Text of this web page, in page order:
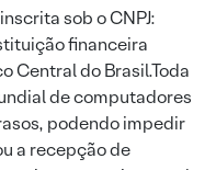
sob o CNPJ:
financeira
Central do Brasil.Toda
de computadores
podendo impedir
a recepção de